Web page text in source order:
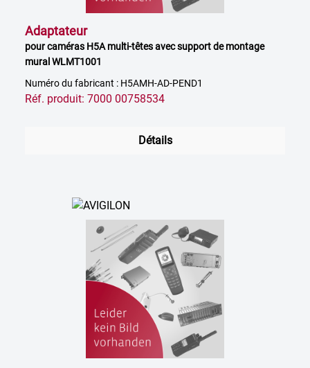
Adaptateur
pour caméras H5A multi-têtes avec support de montage
mural WLMT1001
Numéro du fabricant : H5AMH-AD-PEND1
Réf. produit: 7000 00758534
Détails